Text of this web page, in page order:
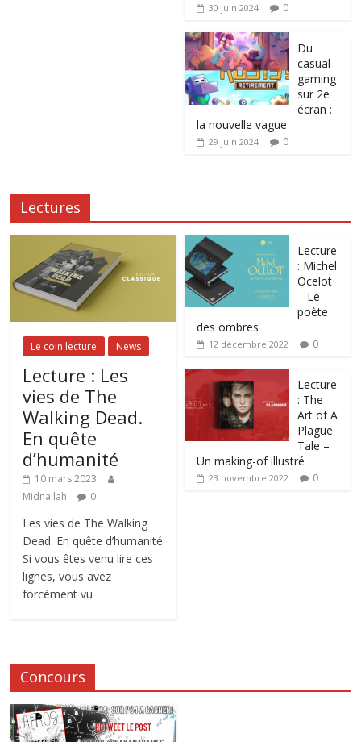
30 juin 2024 0
Du
casual
gaming
sur 2e
écran :
la nouvelle vague
29 juin 2024 0
Lectures
Le coin lecture News
Lecture : Les
vies de The
Walking Dead.
En quête
d’humanité
10 mars 2023
Midnailah
0
Les vies de The Walking
Dead. En quête d’humanité
Si vous êtes venu lire ces
lignes, vous avez
forcément vu
Lecture
: Michel
Ocelot
– Le
poète
des ombres
12 décembre 2022 0
Lecture
: The
Art of A
Plague
Tale –
Un making-of illustré
23 novembre 2022 0
Concours